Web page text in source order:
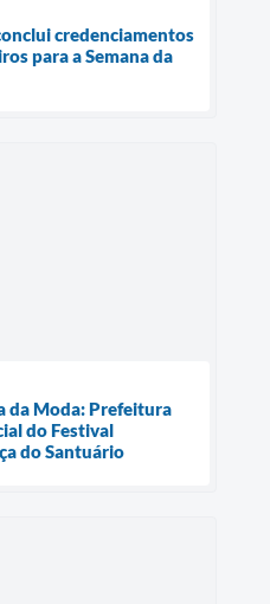
credenciamentos
para a Semana da
da Moda: Prefeitura
do Festival
do Santuário